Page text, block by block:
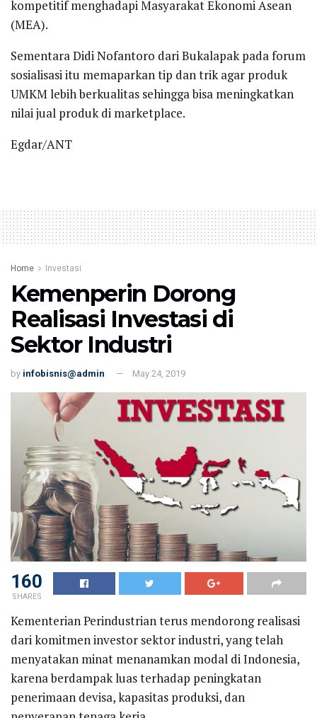
kompetitif menghadapi Masyarakat Ekonomi Asean
(MEA).
Sementara Didi Nofantoro dari Bukalapak pada forum
sosialisasi itu memaparkan tip dan trik agar produk
UMKM lebih berkualitas sehingga bisa meningkatkan
nilai jual produk di marketplace.
Egdar/ANT
Home Investasi
Kemenperin Dorong
Realisasi Investasi di
Sektor Industri
by infobisnis@admin May 24, 2019
160
SHARES
Kementerian Perindustrian terus mendorong realisasi
dari komitmen investor sektor industri, yang telah
menyatakan minat menanamkan modal di Indonesia,
karena berdampak luas terhadap peningkatan
penerimaan devisa, kapasitas produksi, dan